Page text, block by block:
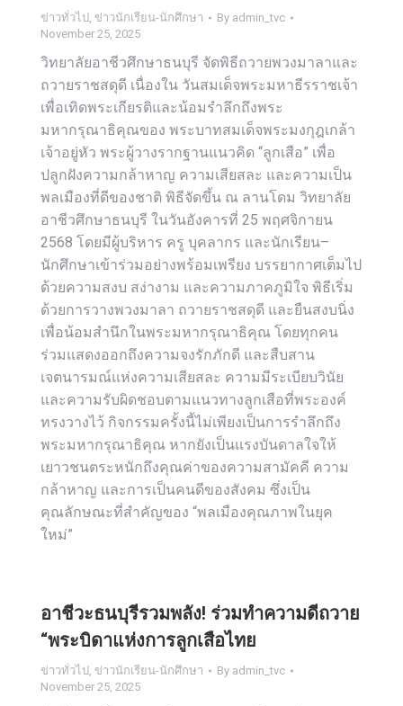
ข่าวทั่วไป, ข่าวนักเรียน-นักศึกษา By admin_tvc
November 25, 2025
วิทยาลัยอาชีวศึกษาธนบุรี จัดพิธีถวายพวงมาลาและ
ถวายราชสดุดี เนื่องใน วันสมเด็จพระมหาธีรราชเจ้า
เพื่อเทิดพระเกียรติและน้อมรำลึกถึงพระ
มหากรุณาธิคุณของ พระบาทสมเด็จพระมงกุฎเกล้า
เจ้าอยู่หัว พระผู้วางรากฐานแนวคิด “ลูกเสือ” เพื่อ
ปลูกฝังความกล้าหาญ ความเสียสละ และความเป็น
พลเมืองที่ดีของชาติ พิธีจัดขึ้น ณ ลานโดม วิทยาลัย
อาชีวศึกษาธนบุรี ในวันอังคารที่ 25 พฤศจิกายน
2568 โดยมีผู้บริหาร ครู บุคลากร และนักเรียน–
นักศึกษาเข้าร่วมอย่างพร้อมเพรียง บรรยากาศเต็มไป
ด้วยความสงบ สง่างาม และความภาคภูมิใจ พิธีเริ่ม
ด้วยการวางพวงมาลา ถวายราชสดุดี และยืนสงบนิ่ง
เพื่อน้อมสำนึกในพระมหากรุณาธิคุณ โดยทุกคน
ร่วมแสดงออกถึงความจงรักภักดี และสืบสาน
เจตนารมณ์แห่งความเสียสละ ความมีระเบียบวินัย
และความรับผิดชอบตามแนวทางลูกเสือที่พระองค์
ทรงวางไว้ กิจกรรมครั้งนี้ไม่เพียงเป็นการรำลึกถึง
พระมหากรุณาธิคุณ หากยังเป็นแรงบันดาลใจให้
เยาวชนตระหนักถึงคุณค่าของความสามัคคี ความ
กล้าหาญ และการเป็นคนดีของสังคม ซึ่งเป็น
คุณลักษณะที่สำคัญของ “พลเมืองคุณภาพในยุค
ใหม่”
อาชีวะธนบุรีรวมพลัง! ร่วมทำความดีถวาย
“พระบิดาแห่งการลูกเสือไทย
ข่าวทั่วไป, ข่าวนักเรียน-นักศึกษา By admin_tvc
November 25, 2025